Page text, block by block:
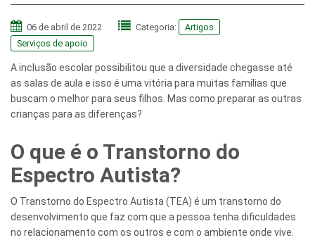
06 de abril de 2022 Categoria:
Artigos
Serviços de apoio
A inclusão escolar possibilitou que a diversidade chegasse até
as salas de aula e isso é uma vitória para muitas famílias que
buscam o melhor para seus filhos. Mas como preparar as outras
crianças para as diferenças?
O que é o Transtorno do
Espectro Autista?
O Transtorno do Espectro Autista (TEA) é um transtorno do
desenvolvimento que faz com que a pessoa tenha dificuldades
no relacionamento com os outros e com o ambiente onde vive.